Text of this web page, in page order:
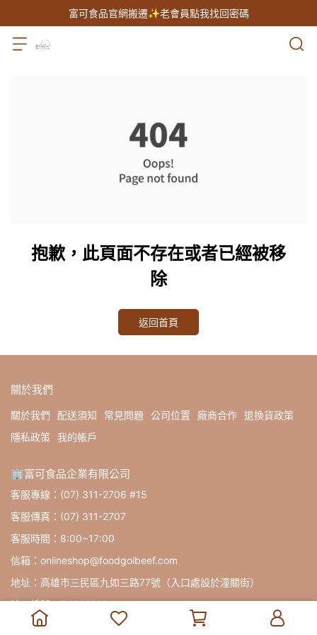
富可食品官網搬遷✨老會員點我找回密碼
抱歉，此頁面不存在或者已經被移
除
返回首頁
關於我們
關於我們 配送須知 常見問題 公司位置 廠商合作 退換貨政策
隱私政策 我的帳戶
🏢富可食品企業有限公司
客服專線：(07) 311-2706 #15
客服傳真：(07) 311-2707
客服時間：8:00~17:00
信箱：onlineshop@foodgoibeef.com
地址：高雄市三民區九如三路77號（入口處設於潼關街）
統一編號：54610182